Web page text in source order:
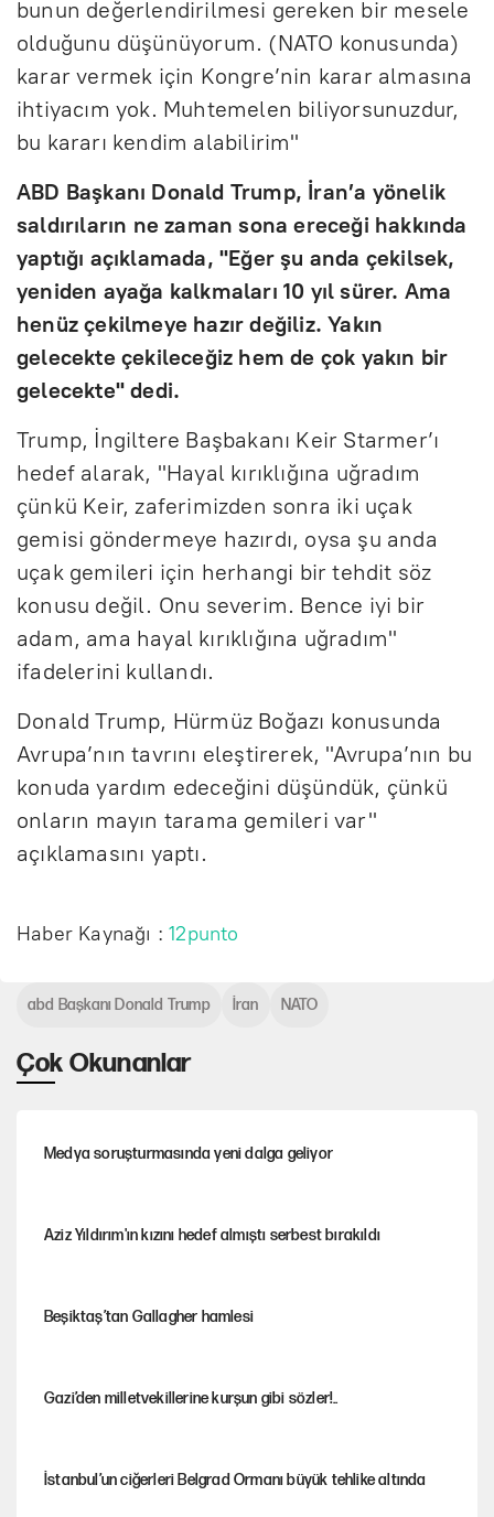
bunun değerlendirilmesi gereken bir mesele
olduğunu düşünüyorum. (NATO konusunda)
karar vermek için Kongre’nin karar almasına
ihtiyacım yok. Muhtemelen biliyorsunuzdur,
bu kararı kendim alabilirim"
ABD Başkanı Donald Trump, İran’a yönelik
saldırıların ne zaman sona ereceği hakkında
yaptığı açıklamada, "Eğer şu anda çekilsek,
yeniden ayağa kalkmaları 10 yıl sürer. Ama
henüz çekilmeye hazır değiliz. Yakın
gelecekte çekileceğiz hem de çok yakın bir
gelecekte" dedi.
Trump, İngiltere Başbakanı Keir Starmer’ı
hedef alarak, "Hayal kırıklığına uğradım
çünkü Keir, zaferimizden sonra iki uçak
gemisi göndermeye hazırdı, oysa şu anda
uçak gemileri için herhangi bir tehdit söz
konusu değil. Onu severim. Bence iyi bir
adam, ama hayal kırıklığına uğradım"
ifadelerini kullandı.
Donald Trump, Hürmüz Boğazı konusunda
Avrupa’nın tavrını eleştirerek, "Avrupa’nın bu
konuda yardım edeceğini düşündük, çünkü
onların mayın tarama gemileri var"
açıklamasını yaptı.
Haber Kaynağı :12punto
Çok Okunanlar
Medya soruşturmasında yeni dalga geliyor
Aziz Yıldırım'ın kızını hedef almıştı serbest bırakıldı
Beşiktaş’tan Gallagher hamlesi
Gazi’den milletvekillerine kurşun gibi sözler!..
İstanbul’un ciğerleri Belgrad Ormanı büyük tehlike altında
abd Başkanı Donald Trump İran NATO